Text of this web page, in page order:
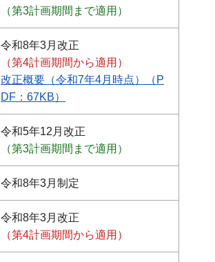
（第3計画期間まで適用）
令和8年3月改正
（第4計画期間から適用）
改正概要（令和7年4月時点）（P
DF：67KB）
令和5年12月改正
（第3計画期間まで適用）
令和8年3月制定
令和8年3月改正
（第4計画期間から適用）